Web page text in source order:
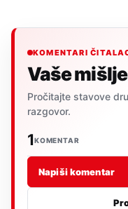
KOMENTARI
Vaše
Pročitajte stavove
razgovor.
1KOMENTAR
Napiši komentar